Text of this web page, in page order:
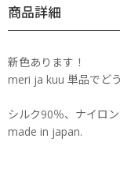
商品詳細
新色あります！
meri ja kuu 単品でど
シルク90％、ナイロ
made in japan.